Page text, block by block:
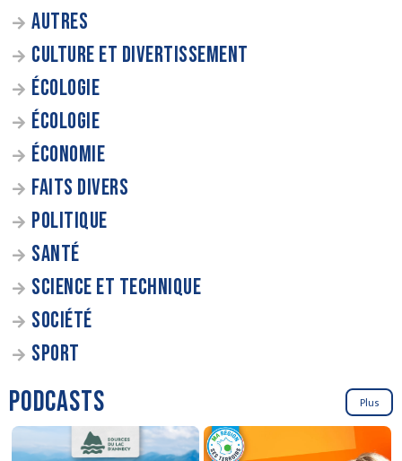
AUTRES
CULTURE ET DIVERTISSEMENT
ÉCOLOGIE
ÉCOLOGIE
ÉCONOMIE
FAITS DIVERS
POLITIQUE
SANTÉ
SCIENCE ET TECHNIQUE
SOCIÉTÉ
SPORT
PODCASTS Plus